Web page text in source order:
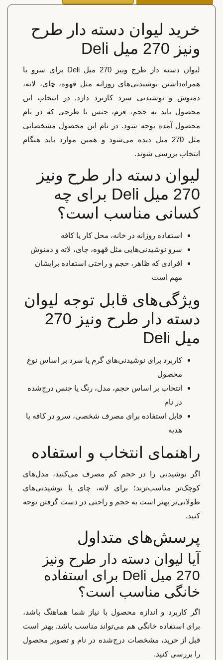
خرید لیوان دسته دار طرح
ونیز 270 میل Deli
لیوان دسته دار طرح ونیز 270 میل Deli برای سرو یا
همراه‌داشتن نوشیدنی‌های روزانه مثل قهوه، چای، لاته،
دمنوش و نوشیدنی سرد کاربرد دارد. در انتخاب این
محصول باید به حجم، فرم، جنس یا طرحی که در نام
محصول آمده توجه شود. در نام این محصول مشخصاتی
مثل 270 میل دیده می‌شود و همین موارد باید هنگام
انتخاب بررسی شوند.
لیوان دسته دار طرح ونیز
270 میل Deli برای چه
کسانی مناسب است؟
استفاده روزانه در خانه، محل کار یا کافه
سرو نوشیدنی‌هایی مثل قهوه، چای، لاته و دمنوش
افرادی که ظاهر، حجم و راحتی استفاده برایشان
مهم است
ویژگی‌های قابل توجه لیوان
دسته دار طرح ونیز 270
میل Deli
کاربرد برای نوشیدنی‌های گرم یا سرد بر اساس نوع
محصول
انتخاب بر اساس حجم، مدل، رنگ یا جنس درج‌شده
در نام
قابل استفاده برای مصرف شخصی، سرو در کافه یا
هدیه
راهنمای انتخاب و استفاده
اگر نوشیدنی را در حجم کم مصرف می‌کنید، مدل‌های
کوچک‌تر مناسب‌ترند؛ برای لاته، چای یا نوشیدنی‌های
طولانی‌تر بهتر است به حجم و راحتی در دست گرفتن توجه
کنید.
پرسش‌های متداول
آیا لیوان دسته دار طرح ونیز
270 میل Deli برای استفاده
خانگی مناسب است؟
اگر کاربرد و اندازه محصول با نیاز شما هماهنگ باشد،
برای استفاده خانگی هم می‌تواند مناسب باشد. بهتر است
قبل از خرید، مشخصات درج‌شده در نام و تصویر محصول
را بررسی کنید.